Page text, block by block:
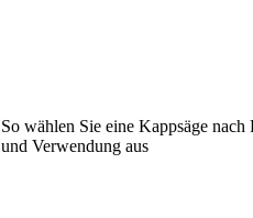
So wählen Sie eine Kappsäge nach
und Verwendung aus